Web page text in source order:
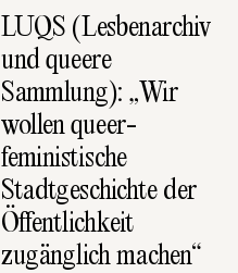
LUQS (Lesbenarchiv
und queere
Sammlung): „Wir
wollen queer-
feministische
Stadtgeschichte der
Öffentlichkeit
zugänglich machen“